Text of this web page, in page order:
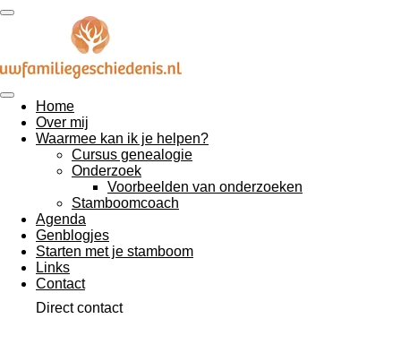
Ga
de
hoofdinhoud
Home
Over mij
Waarmee kan ik je helpen?
Cursus genealogie
Onderzoek
Voorbeelden van onderzoeken
Stamboomcoach
Agenda
Genblogjes
Starten met je stamboom
Links
Contact
Direct contact